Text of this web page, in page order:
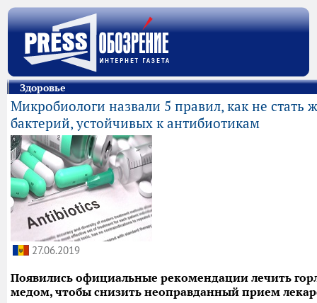
Здоровье
Микробиологи назвали 5 правил, как не стать
бактерий, устойчивых к антибиотикам
27.06.2019
Появились официальные рекомендации лечить
медом, чтобы снизить неоправданный прием